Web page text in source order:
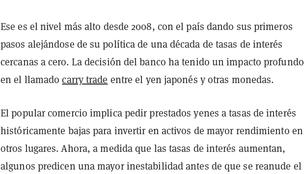
Ese es el nivel más alto desde 2008, con el país dando sus primeros
pasos alejándose de su política de una década de tasas de interés
cercanas a cero. La decisión del banco ha tenido un impacto profundo
en el llamadocarry trade entre el yen japonés y otras monedas.
El popular comercio implica pedir prestados yenes a tasas de interés
históricamente bajas para invertir en activos de mayor rendimiento en
otros lugares. Ahora, a medida que las tasas de interés aumentan,
algunos predicen una mayor inestabilidad antes de que se reanude el